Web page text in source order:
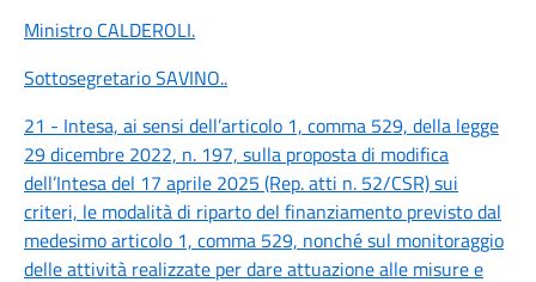
Ministro CALDEROLI.
Sottosegretario SAVINO..
21 - Intesa, ai sensi dell’articolo 1, comma 529, della legge
29 dicembre 2022, n. 197, sulla proposta di modifica
dell’Intesa del 17 aprile 2025 (Rep. atti n. 52/CSR) sui
criteri, le modalità di riparto del finanziamento previsto dal
medesimo articolo 1, comma 529, nonché sul monitoraggio
delle attività realizzate per dare attuazione alle misure e